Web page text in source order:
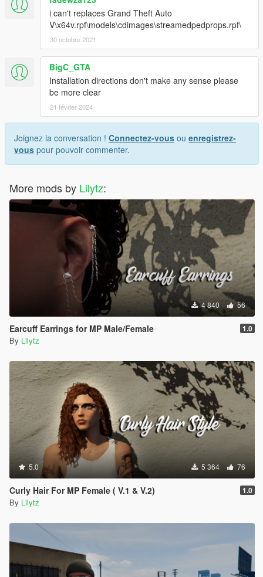
i can't replaces Grand Theft Auto
V\x64v.rpf\models\cdimages\streamedpedprops.rpf\
30 octobre 2021
BigC_GTA
Installation directions don't make any sense please
be more clear
21 février 2024
Joignez la conversation ! Connectez-vous ou enregistrez-
vous pour pouvoir commenter.
More mods by Lilytz:
4 840 56
Earcuff Earrings for MP Male/Female 1.0
By Lilytz
5.0 5 364 76
Curly Hair For MP Female ( V.1 & V.2) 1.0
By Lilytz